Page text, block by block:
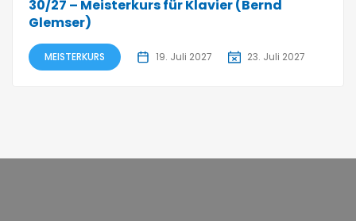
30/27 – Meisterkurs für Klavier (Bernd
Glemser)
MEISTERKURS 19. Juli 2027 23. Juli 2027